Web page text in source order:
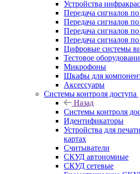
Устройства
Передача сигналов
Передача сигналов
Передача сигналов
Передача сигналов
Цифровые системы
Тестовое
Микрофоны
Шкафы для
Аксессуары
Системы контроля доступа
Назад
Системы контроля
Идентификаторы
Устройства для
картах
Считыватели
СКУД автономные
СКУД сетевые